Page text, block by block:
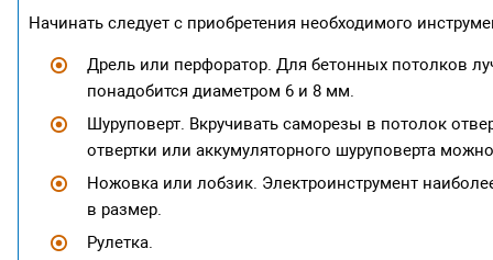
Начинать следует с приобретения необходимого
Дрель или перфоратор. Для бетонных потолков
понадобится диаметром 6 и 8 мм.
Шуруповерт. Вкручивать саморезы в потолок
отвертки или аккумуляторного шуруповерта
Ножовка или лобзик. Электроинструмент
в размер.
Рулетка.